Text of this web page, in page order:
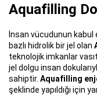
Aquafilling
İnsan vücudunun
bazlı hidrolik bir jel olan
teknolojik imkanlar
jel dolgu insan
sahiptir. Aquafilling
şeklinde yapıldığı için